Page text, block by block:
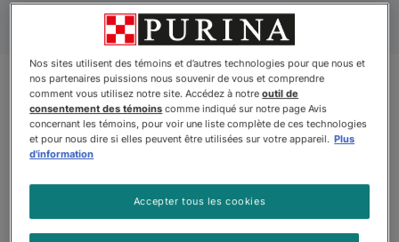
Produits
Nos sites utilisent des témoins et d’autres technologies pour que nous et
nos partenaires puissions nous souvenir de vous et comprendre
comment vous utilisez notre site. Accédez à notreoutil de
consentement des témoins comme indiqué sur notre page Avis
concernant les témoins, pour voir une liste complète de ces technologies
et pour nous dire si elles peuvent être utilisées sur votre appareil. Plus
d'information
Accepter tous les cookies